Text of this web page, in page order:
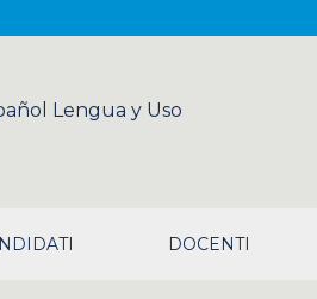
Lengua y Uso
DOCENTI